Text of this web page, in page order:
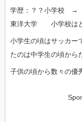
学歴：？？小学校
東洋大学 小学校はど
小学生の頃はサッカー
たのは中学生の頃から
子供の頃から数々の優